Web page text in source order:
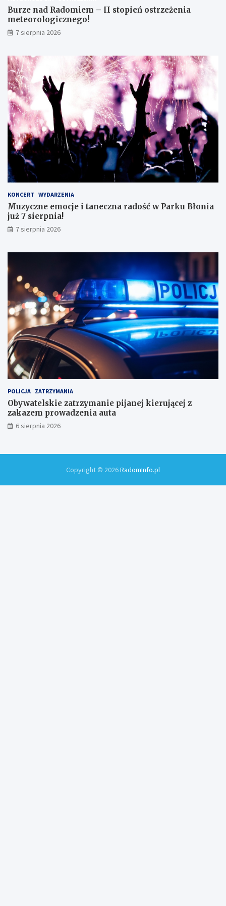
m
o
k
l
i
s
t
ę
z
d
o
s
k
o
n
a
ł
m
i
w
y
k
a
m
r
o
l
o
c
z
n
e
g
o
!
Burze nad Radomiem – II stopień ostrzeżenia
meteorologicznego!
7 sierpnia 2026
KONCERT WYDARZENIA
Muzyczne emocje i taneczna radość w Parku Błonia
już 7 sierpnia!
7 sierpnia 2026
POLICJA ZATRZYMANIA
Obywatelskie zatrzymanie pijanej kierującej z
zakazem prowadzenia auta
6 sierpnia 2026
Copyright © 2026RadomInfo.pl